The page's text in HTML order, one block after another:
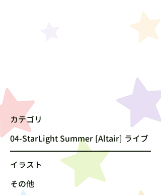
カテゴリ
04-StarLight Summer [Altair] ライブ
​イラスト
その他